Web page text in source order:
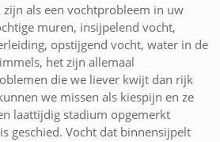
zijn als een vochtprobleem in uw
muren, insijpelend vocht,
opstijgend vocht, water in de
het zijn allemaal
die we liever kwijt dan rijk
we missen als kiespijn en ze
laattijdig stadium opgemerkt
geschied. Vocht dat binnensijpelt